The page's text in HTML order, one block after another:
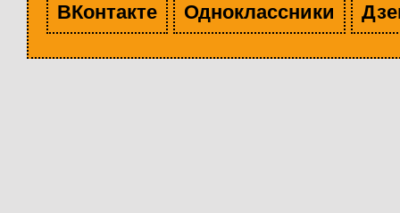
ВКонтакте Одноклассники